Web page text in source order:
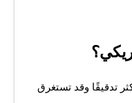
أصبحت أكثر تدقيقًا وقد تستغرق